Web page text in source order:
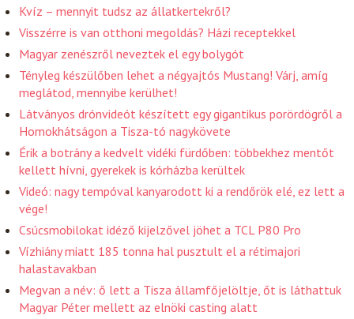
Kvíz – mennyit tudsz az állatkertekről?
Visszérre is van otthoni megoldás? Házi receptekkel
Magyar zenészről neveztek el egy bolygót
Tényleg készülőben lehet a négyajtós Mustang! Várj, amíg
meglátod, mennyibe kerülhet!
Látványos drónvideót készített egy gigantikus porördögről a
Homokhátságon a Tisza-tó nagykövete
Érik a botrány a kedvelt vidéki fürdőben: többekhez mentőt
kellett hívni, gyerekek is kórházba kerültek
Videó: nagy tempóval kanyarodott ki a rendőrök elé, ez lett a
vége!
Csúcsmobilokat idéző kijelzővel jöhet a TCL P80 Pro
Vízhiány miatt 185 tonna hal pusztult el a rétimajori
halastavakban
Megvan a név: ő lett a Tisza államfőjelöltje, őt is láthattuk
Magyar Péter mellett az elnöki casting alatt